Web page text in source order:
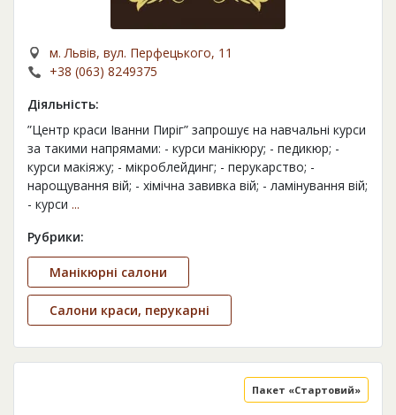
м. Львів, вул. Перфецького, 11
+38 (063) 8249375
Діяльність:
”Центр краси Іванни Пиріг” запрошує на навчальні курси
за такими напрямами: - курси манікюру; - педикюр; -
курси макіяжу; - мікроблейдинг; - перукарство; -
нарощування вій; - хімічна завивка вій; - ламінування вій;
- курси ...
Рубрики:
Манікюрні салони
Салони краси, перукарні
Пакет «Стартовий»